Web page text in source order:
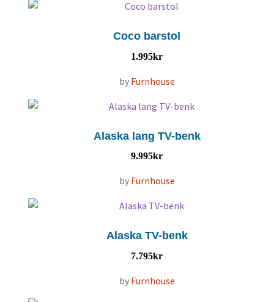
Coco barstol
1.995kr
by Furnhouse
Alaska lang TV-benk
9.995kr
by Furnhouse
Alaska TV-benk
7.795kr
by Furnhouse